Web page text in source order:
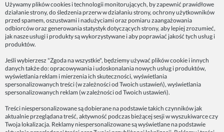
NASZE PRODUKTY
INFORMACJE
ZAINSPIRUJ SIĘ!
Dane firmy:
Spoko Motyw, Małgorzata Nowak-Staszak
ul. Skowronia 3D/4, 30-650 Kraków
Używamy plików cookies i technologii monitorujących, by zapewnić prawidłowe
działanie strony, do śledzenia przerw w działaniu strony, ochrony użytkowników
przed spamem, oszustwami i nadużyciami oraz pomiaru zaangażowania
odbiorców oraz generowania statystyk dotyczących strony, aby lepiej zrozumieć,
jak nasze usługi i produkty są wykorzystywane i aby poprawiać jakość tych usług i
produktów.
Jeśli wybierzesz "Zgoda na wszystkie", będziemy używać plików cookie i innych
danych także do: opracowywania i udoskonalania nowych usług i produktów,
wyświetlania reklam i mierzenia ich skuteczności, wyświetlania
spersonalizowanych treści (w zależności od Twoich ustawień), wyświetlania
spersonalizowanych reklam (w zależności od Twoich ustawień).
Treści niespersonalizowane są dobierane na podstawie takich czynników jak
aktualnie przeglądana treść, aktywność podczas bieżącej sesji w wyszukiwarce czy
Twoja lokalizacja. Reklamy niespersonalizowane są wyświetlane na podstawie